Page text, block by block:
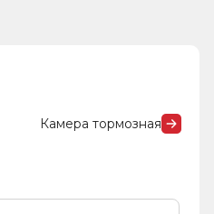
Камера тормозная